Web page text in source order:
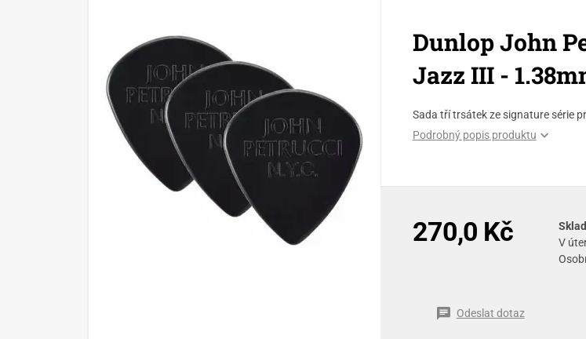
Dunlop John
Jazz III -
Sada tří trsátek ze signature série
Podrobný popis produktu
270,0 Kč
V
Odeslat dotaz